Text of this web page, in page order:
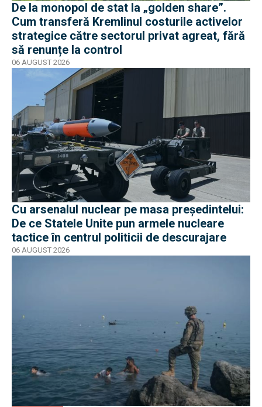
De la monopol de stat la „golden share”.
Cum transferă Kremlinul costurile activelor
strategice către sectorul privat agreat, fără
să renunțe la control
06 AUGUST 2026
Cu arsenalul nuclear pe masa preşedintelui:
De ce Statele Unite pun armele nucleare
tactice în centrul politicii de descurajare
06 AUGUST 2026